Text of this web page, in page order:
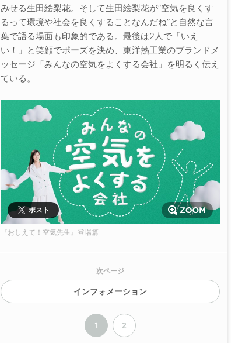
みせる生田絵梨花。そして生田絵梨花が“空気を良くす
るって環境や社会を良くすることなんだね”と自然な言
葉で語る場面も印象的である。最後は2人で「いえ
い！」と笑顔でポーズを決め、東洋熱工業のブランドメ
ッセージ「みんなの空気をよくする会社」を明るく伝え
ている。
ポスト
『おしえて！空気先生』登場篇
次ページ
インフォメーション
1 2